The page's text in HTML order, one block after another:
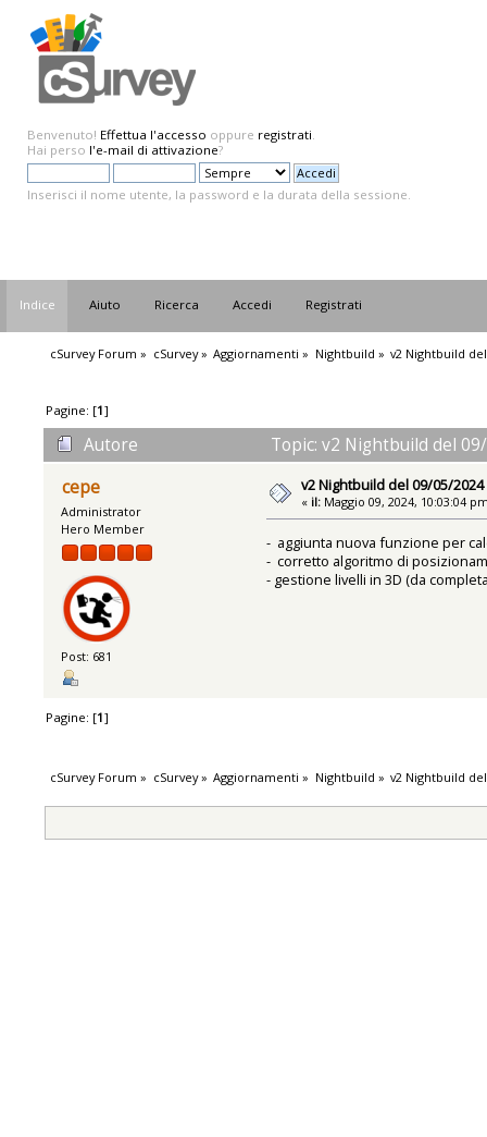
Benvenuto! Effettua l'accesso oppure registrati.
Hai perso l'e-mail di attivazione?
Inserisci il nome utente, la password e la durata della sessione.
Indice Aiuto Ricerca Accedi Registrati
cSurvey Forum » cSurvey» Aggiornamenti » Nightbuild » v2 Nightbuild
Pagine: [1]
Autore
Topic: v2 Nightbuild del
cepe
Administrator
Hero Member
Post: 681
v2 Nightbuild del 09/05/2024
« il: Maggio 09, 2024, 10:03:04
- aggiunta nuova funzione per
- corretto algoritmo di
- gestione livelli in 3D (da
Pagine: [1]
cSurvey Forum » cSurvey» Aggiornamenti » Nightbuild » v2 Nightbuild